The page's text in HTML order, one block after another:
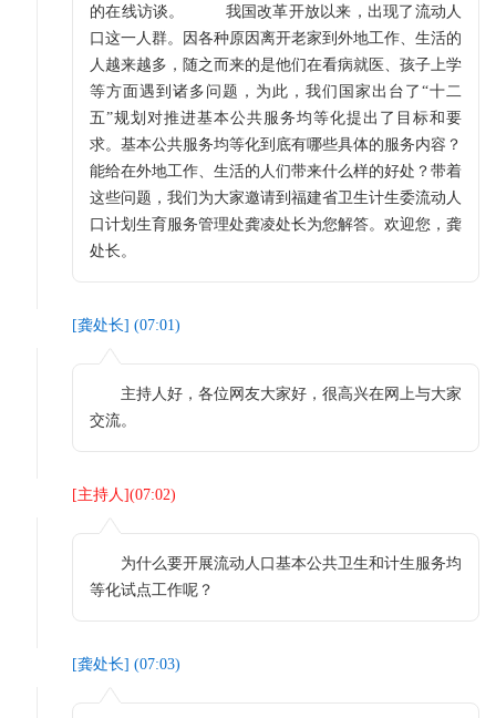
的在线访谈。 我国改革开放以来，出现了流动人
口这一人群。因各种原因离开老家到外地工作、生活的
人越来越多，随之而来的是他们在看病就医、孩子上学
等方面遇到诸多问题，为此，我们国家出台了“十二
五”规划对推进基本公共服务均等化提出了目标和要
求。基本公共服务均等化到底有哪些具体的服务内容？
能给在外地工作、生活的人们带来什么样的好处？带着
这些问题，我们为大家邀请到福建省卫生计生委流动人
口计划生育服务管理处龚凌处长为您解答。欢迎您，龚
处长。
[龚处长] (07:01)
主持人好，各位网友大家好，很高兴在网上与大家
交流。
[主持人 ](07:02)
为什么要开展流动人口基本公共卫生和计生服务均
等化试点工作呢？
[龚处长] (07:03)